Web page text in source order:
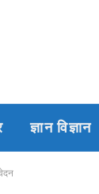
ज्ञान विज्ञान